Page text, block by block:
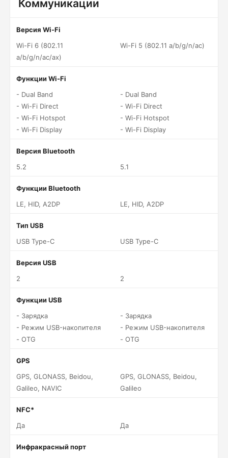
Коммуникации
Версия Wi-Fi
Wi-Fi 6 (802.11
a/b/g/n/ac/ax)
Wi-Fi 5 (802.11 a/b/g/n/ac)
Функции Wi-Fi
- Dual Band
- Wi-Fi Direct
- Wi-Fi Hotspot
- Wi-Fi Display
- Dual Band
- Wi-Fi Direct
- Wi-Fi Hotspot
- Wi-Fi Display
Версия Bluetooth
5.2
5.1
Функции Bluetooth
LE, HID, A2DP
LE, HID, A2DP
Тип USB
USB Type-C
USB Type-C
Версия USB
2
2
Функции USB
- Зарядка
- Режим USB-накопителя
- OTG
- Зарядка
- Режим USB-накопителя
- OTG
GPS
GPS, GLONASS, Beidou,
Galileo, NAVIC
GPS, GLONASS, Beidou,
Galileo
NFC*
Да
Да
Инфракрасный порт